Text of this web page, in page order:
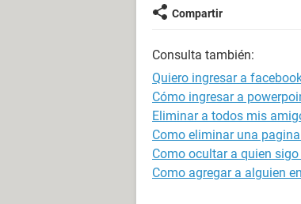
Compartir
Consulta también:
Quiero ingresar a
Cómo ingresar a
Eliminar a todos mis
Como eliminar una
Como ocultar a quien
Como agregar a alguien